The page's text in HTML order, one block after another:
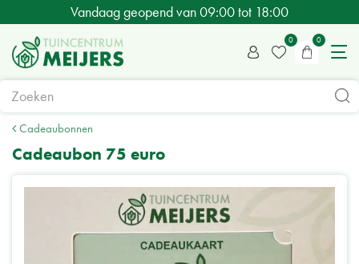
a
Cadeaubonnen
Vandaag geopend van09:00tot 18:00
Cadeaubon 75 euro